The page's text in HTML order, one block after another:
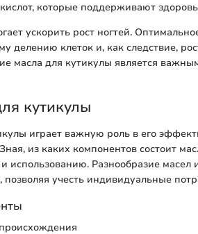
которые поддерживают
ускорить рост ногтей.
делению клеток и, как следствие,
масла для кутикулы является
кутикулы
играет важную роль в его
из каких компонентов состоит
использованию. Разнообразие масел
учесть индивидуальные